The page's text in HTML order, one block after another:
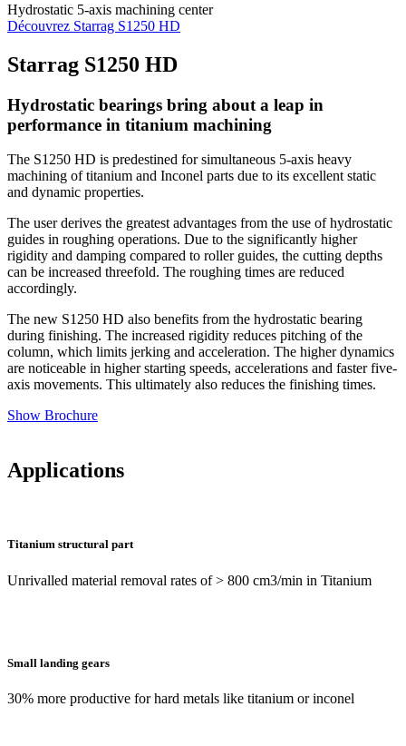
Hydrostatic 5-axis machining center
Découvrez Starrag S1250 HD
Starrag S1250 HD
Hydrostatic bearings bring about a leap in
performance in titanium machining
The S1250 HD is predestined for simultaneous 5-axis heavy
machining of titanium and Inconel parts due to its excellent static
and dynamic properties.
The user derives the greatest advantages from the use of hydrostatic
guides in roughing operations. Due to the significantly higher
rigidity and damping compared to roller guides, the cutting depths
can be increased threefold. The roughing times are reduced
accordingly.
The new S1250 HD also benefits from the hydrostatic bearing
during finishing. The increased rigidity reduces pitching of the
column, which limits jerking and acceleration. The higher dynamics
are noticeable in higher starting speeds, accelerations and faster five-
axis movements. This ultimately also reduces the finishing times.
Show Brochure
Applications
Titanium structural part
Unrivalled material removal rates of > 800 cm3/min in Titanium
Small landing gears
30% more productive for hard metals like titanium or inconel